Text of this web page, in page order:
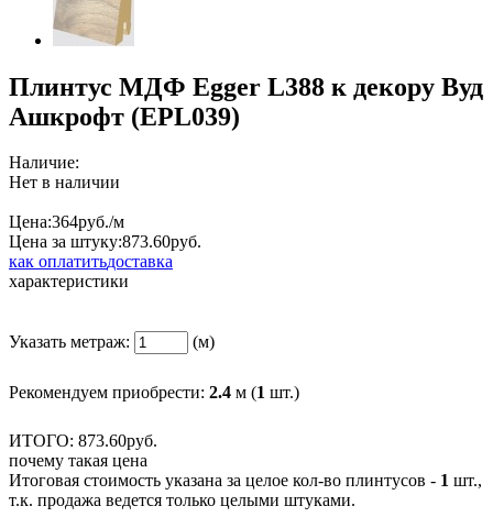
Плинтус МДФ Egger L388 к декору Вуд
Ашкрофт (EPL039)
Наличие:
Нет в наличии
Цена:364руб./м
Цена за штуку:873.60руб.
как оплатитьдоставка
характеристики
Указать метраж: (м)
Рекомендуем приобрести: 2.4 м (1 шт.)
ИТОГО: 873.60руб.
почему такая цена
Итоговая стоимость указана за целое кол-во плинтусов - 1 шт.,
т.к. продажа ведется только целыми штуками.